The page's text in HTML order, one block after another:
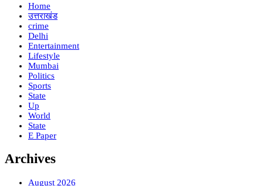
Home
उत्तराखंड
crime
Delhi
Entertainment
Lifestyle
Mumbai
Politics
Sports
State
Up
World
State
E Paper
Archives
August 2026